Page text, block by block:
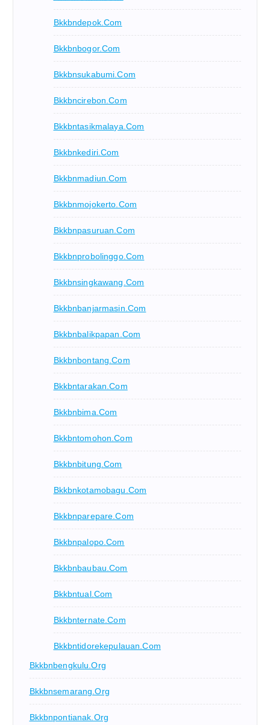
Bkkbndepok.com
Bkkbnbogor.com
Bkkbnsukabumi.com
Bkkbncirebon.com
Bkkbntasikmalaya.com
Bkkbnkediri.com
Bkkbnmadiun.com
Bkkbnmojokerto.com
Bkkbnpasuruan.com
Bkkbnprobolinggo.com
Bkkbnsingkawang.com
Bkkbnbanjarmasin.com
Bkkbnbalikpapan.com
Bkkbnbontang.com
Bkkbntarakan.com
Bkkbnbima.com
Bkkbntomohon.com
Bkkbnbitung.com
Bkkbnkotamobagu.com
Bkkbnparepare.com
Bkkbnpalopo.com
Bkkbnbaubau.com
Bkkbntual.com
Bkkbnternate.com
Bkkbntidorekepulauan.com
Bkkbnbengkulu.org
Bkkbnsemarang.org
Bkkbnpontianak.org